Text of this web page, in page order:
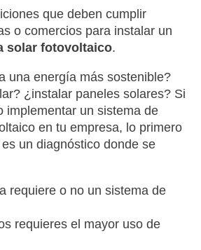
que deben cumplir
o comercios para instalar un
solar fotovoltaico.
una energía más sostenible?
¿instalar paneles solares? Si
implementar un sistema de
en tu empresa, lo primero
un diagnóstico donde se
requiere o no un sistema de
requieres el mayor uso de